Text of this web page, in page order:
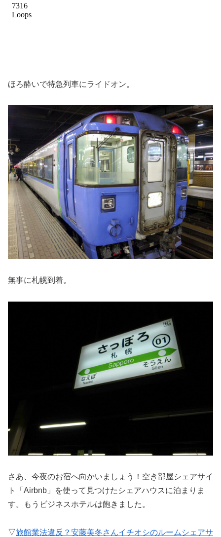
ほろ酔いで特急列車にライドオン。
無事に札幌到着。
さあ、今夜のお宿へ向かいましょう！空き部屋シェアサイ
ト「Airbnb」を使って見つけたシェアハウスに泊まりま
す。もうビジネスホテルは飽きました。
▽旅館業法違反？安藤美冬さんイチオシのルームシェアサ